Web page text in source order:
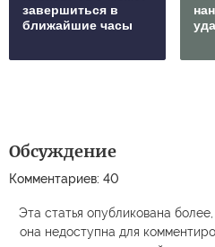
завершиться в
ближайшие часы
Обсуждение
Комментариев: 40
Эта статья опубликована
она недоступна для